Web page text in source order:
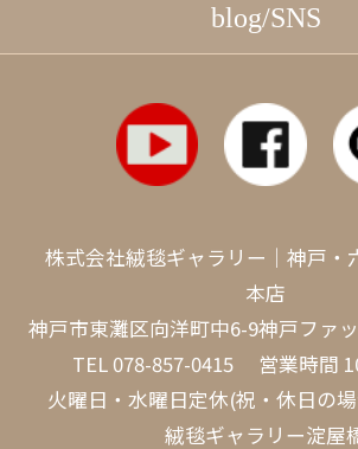
blog/SNS
株式会社絨毯ギャラリー｜神戸・
本店
神戸市東灘区向洋町中6-9神戸ファ
TEL 078-857-0415 営業時間
火曜日・水曜日定休(祝・休日の
絨毯ギャラリー淀屋